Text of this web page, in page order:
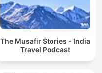
The Musafir Stories - India
Travel Podcast